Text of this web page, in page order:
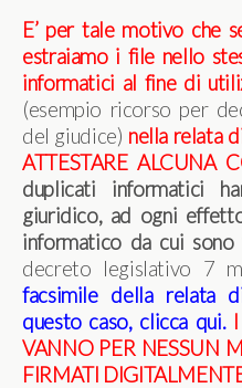
E’ per tale motivo che
estraiamo i file nello
informatici al fine di
(esempio ricorso per
del giudice) nella relata
ATTESTARE ALCUNA
duplicati informatici
giuridico, ad ogni
informatico da cui
decreto legislativo 7
facsimile della relata
questo caso, clicca qui.
VANNO PER NESSUN
FIRMATI